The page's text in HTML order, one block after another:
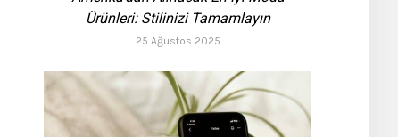
Ürünleri: Stilinizi Tamamlayın
25 Ağustos 2025